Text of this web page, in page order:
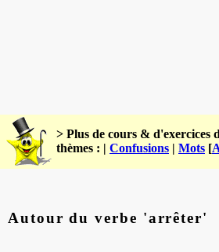
> Plus de cours & d'exercices
thèmes : | Confusions | Mots [
Autour du verbe 'arrêter'